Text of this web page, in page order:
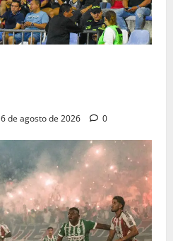
6 de agosto de 2026 0